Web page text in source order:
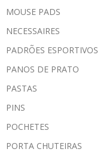
MOUSE PADS
NECESSAIRES
PADRÕES ESPORTIVOS
PANOS DE PRATO
PASTAS
PINS
POCHETES
PORTA CHUTEIRAS